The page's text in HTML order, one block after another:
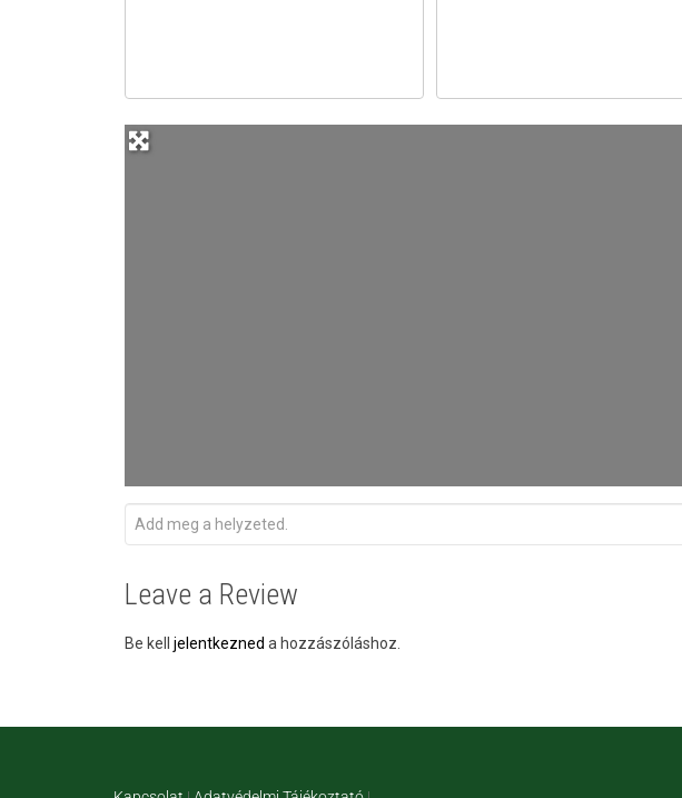
Leave a Review
Be kell jelentkezned a hozzászóláshoz.